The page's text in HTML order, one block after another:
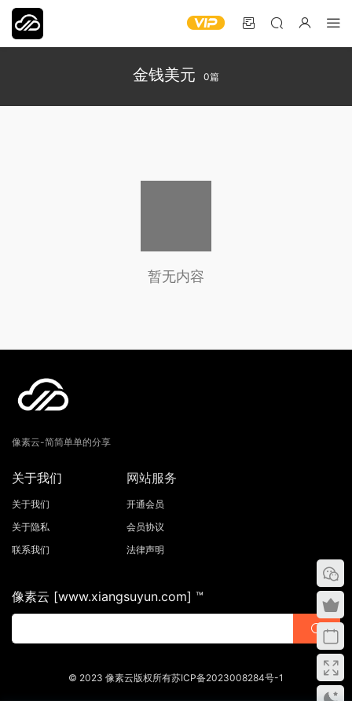
金钱美元 0篇
暂无内容
像素云-简简单单的分享
关于我们
关于我们
关于隐私
联系我们
网站服务
开通会员
会员协议
法律声明
像素云 [www.xiangsuyun.com] ™
© 2023 像素云版权所有苏ICP备2023008284号-1